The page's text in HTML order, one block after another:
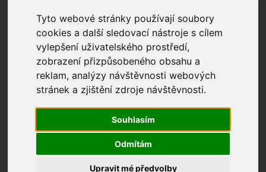
Tyto webové stránky používají soubory
cookies a další sledovací nástroje s cílem
vylepšení uživatelského prostředí,
zobrazení přizpůsobeného obsahu a
reklam, analýzy návštěvnosti webových
stránek a zjištění zdroje návštěvnosti.
Souhlasím
Odmítám
Upravit mé předvolby
Prices correspond to travel
from the England.
Change to
another country
date competition home away stadium city country